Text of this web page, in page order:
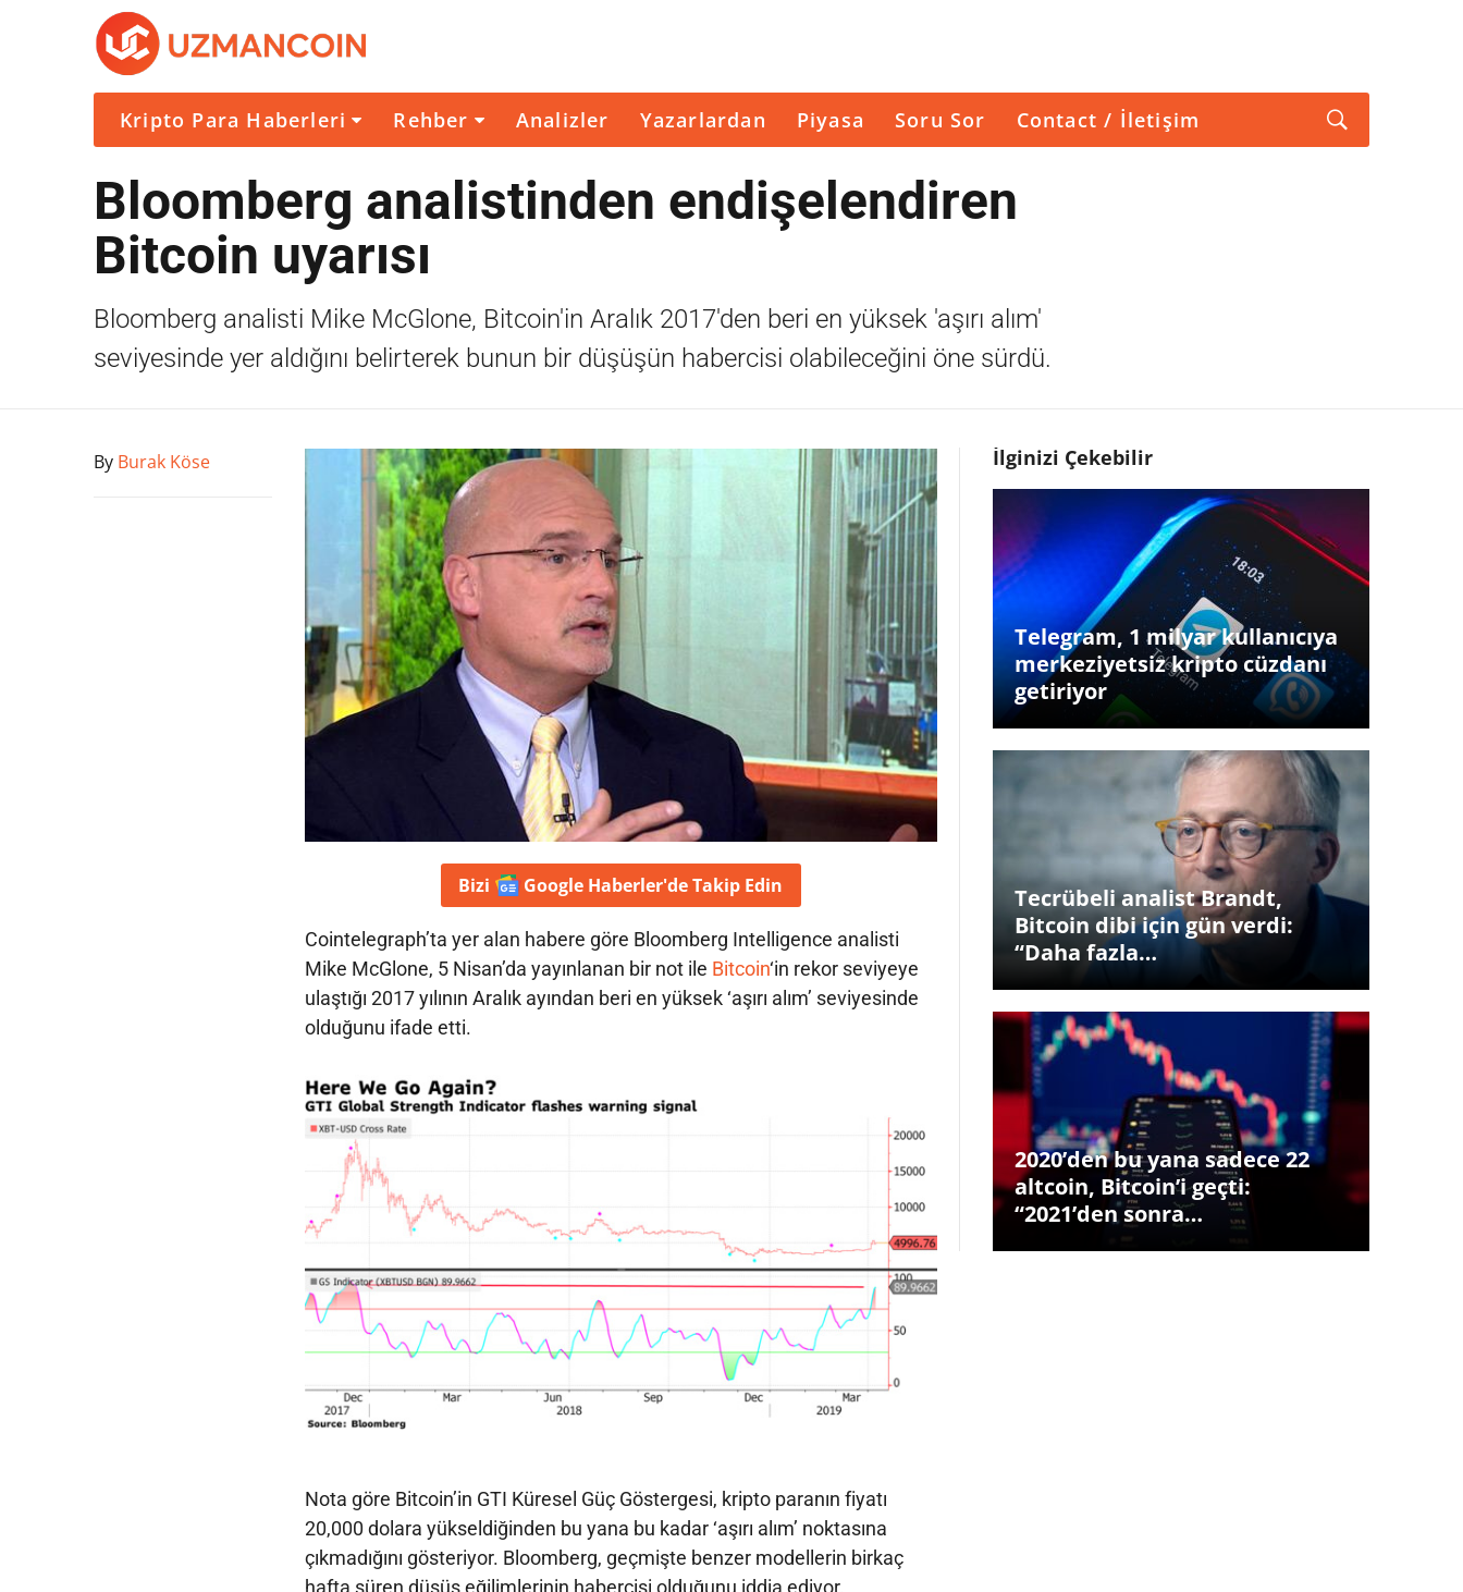
Kripto Para Haberleri Rehber Analizler Yazarlardan Piyasa Soru Sor Contact / İletişim
Bloomberg analistinden endişelendiren
Bitcoin uyarısı
Bloomberg analisti Mike McGlone, Bitcoin'in Aralık 2017'den beri en yüksek 'aşırı alım'
seviyesinde yer aldığını belirterek bunun bir düşüşün habercisi olabileceğini öne sürdü.
By Burak Köse
Bizi Google Haberler'deTakip Edin
Cointelegraph’ta yer alan habere göre Bloomberg Intelligence analisti
Mike McGlone, 5 Nisan’da yayınlanan bir not ile Bitcoin‘in rekor seviyeye
ulaştığı 2017 yılının Aralık ayından beri en yüksek ‘aşırı alım’ seviyesinde
olduğunu ifade etti.
Nota göre Bitcoin’in GTI Küresel Güç Göstergesi, kripto paranın fiyatı
20,000 dolara yükseldiğinden bu yana bu kadar ‘aşırı alım’ noktasına
çıkmadığını gösteriyor. Bloomberg, geçmişte benzer modellerin birkaç
hafta süren düşüş eğilimlerinin habercisi olduğunu iddia ediyor.
İlginizi Çekebilir
Telegram, 1 milyar kullanıcıya
merkeziyetsiz kripto cüzdanı
getiriyor
Tecrübeli analist Brandt,
Bitcoin dibi için gün verdi:
“Daha fazla…
2020’den bu yana sadece 22
altcoin, Bitcoin’i geçti:
“2021’den sonra…